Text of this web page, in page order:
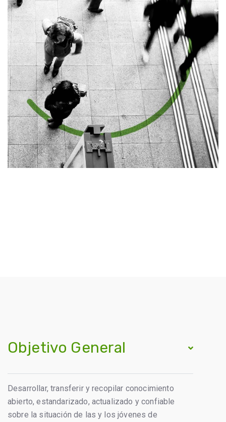
Objetivo General
Desarrollar, transferir y recopilar conocimiento
abierto, estandarizado, actualizado y confiable
sobre la situación de las y los jóvenes de